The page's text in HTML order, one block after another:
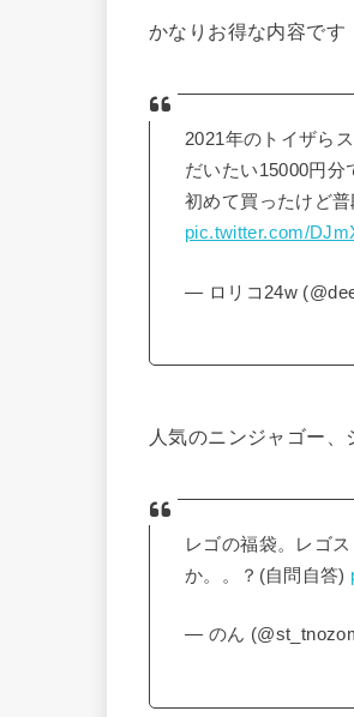
かなりお得な内容です
2021年のトイザら
だいたい15000円分
初めて買ったけど
pic.twitter.com/
— ロリコ24w
人気のニンジャゴー
レゴの福袋。レゴ
か。。？(自問自答)
— のん